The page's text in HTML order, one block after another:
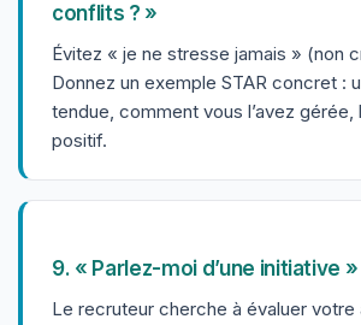
conflits ? »
Évitez « je ne stresse jamais » (non
Donnez un exemple STAR concret :
tendue, comment vous l’avez gérée,
positif.
9. « Parlez-moi d’une initiative »
Le recruteur cherche à évaluer votre